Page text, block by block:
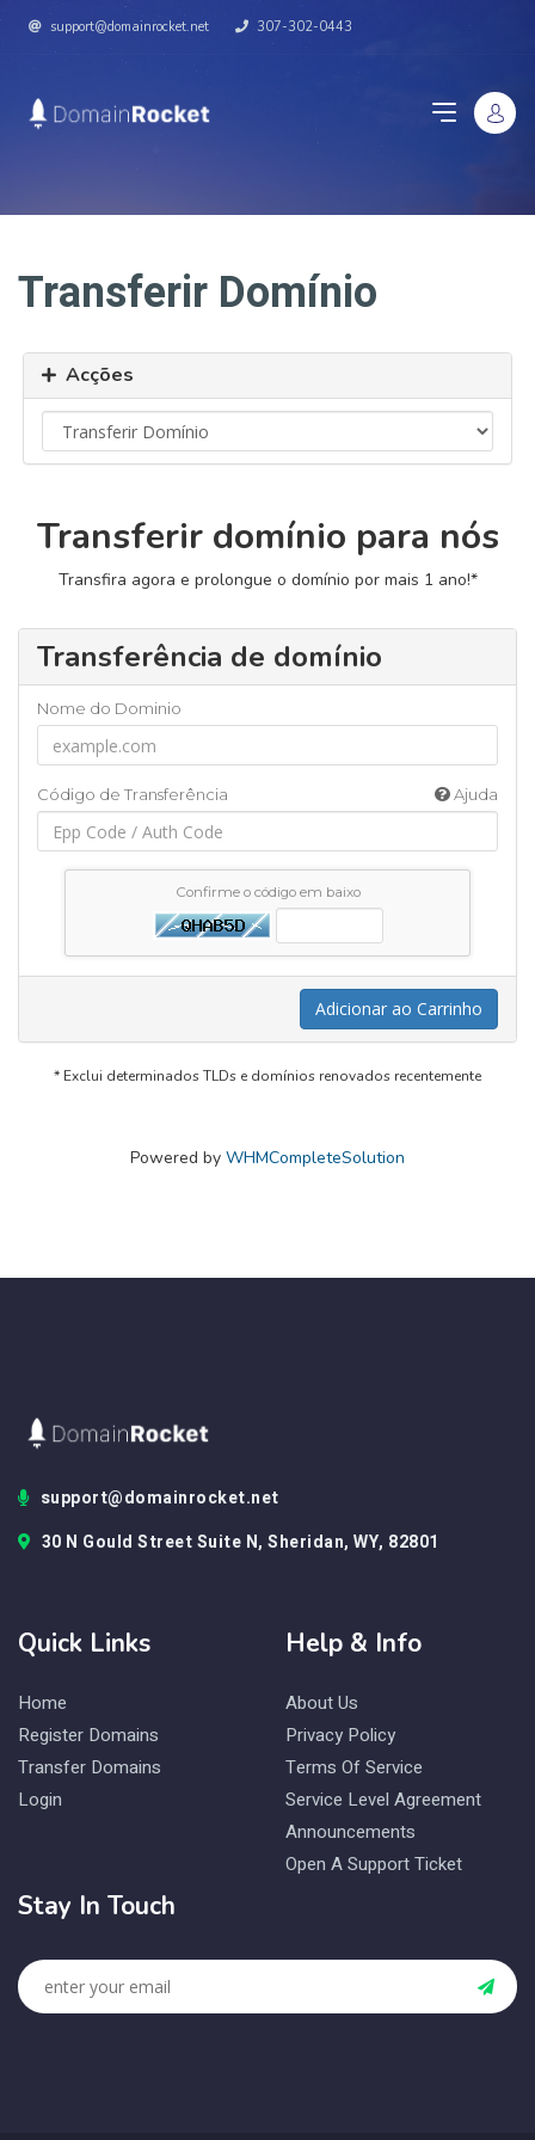
support@domainrocket.net 307-302-0443
Transferir Domínio
Acções
Transferir domínio para nós
Transfira agora e prolongue o domínio por mais 1 ano!*
Transferência de domínio
Nome do Dominio
Código de Transferência Ajuda
Confirme o código em baixo
Adicionar ao Carrinho
* Exclui determinados TLDs e domínios renovados recentemente
Powered by WHMCompleteSolution
support@domainrocket.net
30 N Gould Street Suite N, Sheridan, WY, 82801
Quick Links
Home
Register Domains
Transfer Domains
Login
Help & Info
About Us
Privacy Policy
Terms Of Service
Service Level Agreement
Announcements
Open A Support Ticket
Stay In Touch